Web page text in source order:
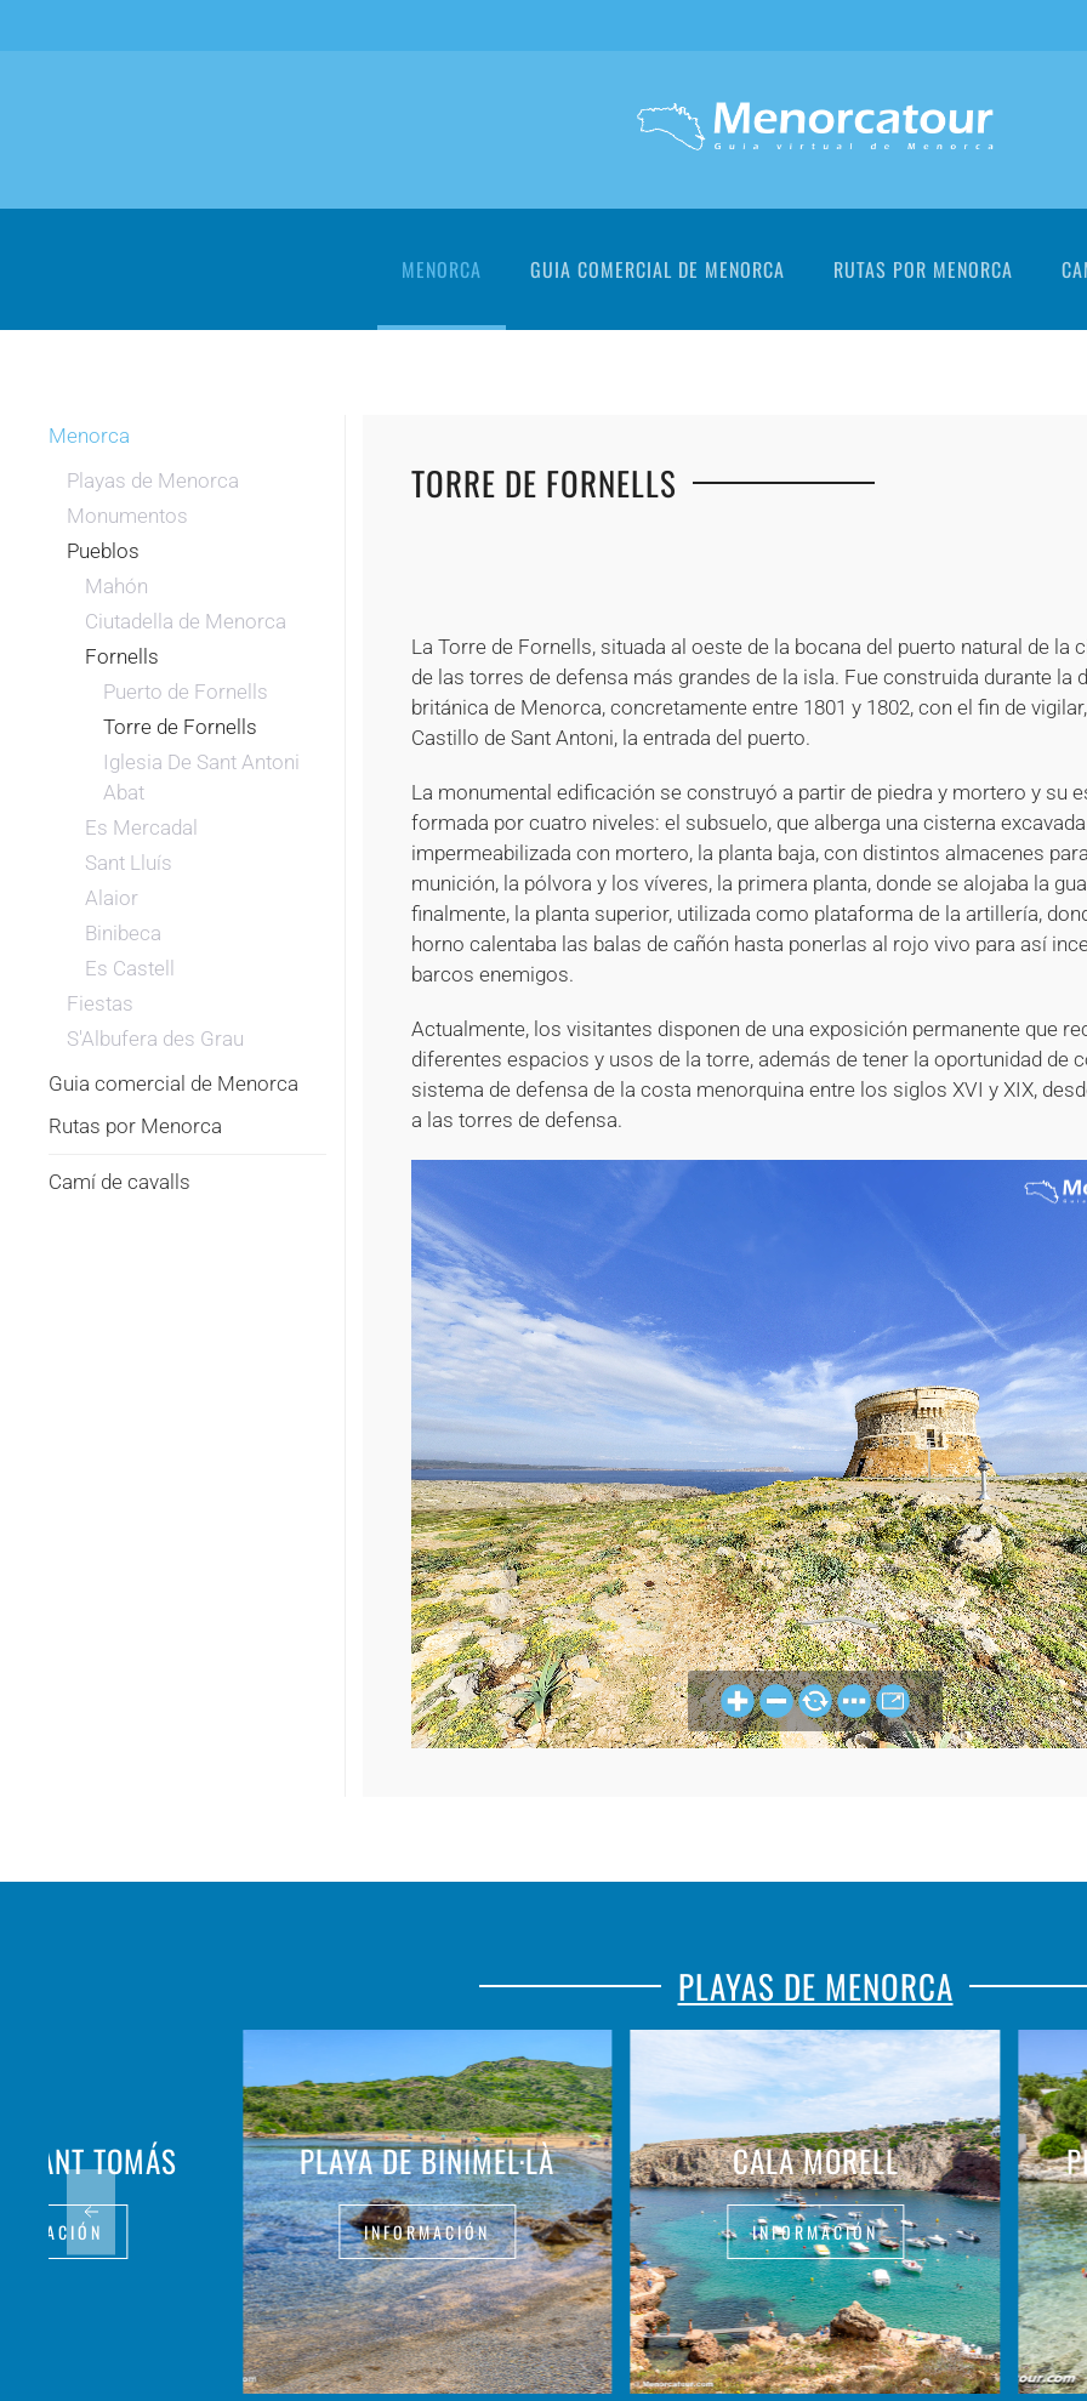
MENORCA GUIA COMERCIAL DE MENORCA RUTAS POR MENORCA
Menorca
Playas de Menorca
Monumentos
Pueblos
Mahón
Ciutadella de Menorca
Fornells
Puerto de Fornells
Torre de Fornells
Iglesia De Sant Antoni
Abat
Es Mercadal
Sant Lluís
Alaior
Binibeca
Es Castell
Fiestas
S'Albufera des Grau
Guia comercial de Menorca
Rutas por Menorca
Camí de cavalls
TORRE DE FORNELLS
La Torre de Fornells, situada al oeste de la bocana del puerto natural de la
de las torres de defensa más grandes de la isla. Fue construida durante la
británica de Menorca, concretamente entre 1801 y 1802, con el fin de
Castillo de Sant Antoni, la entrada del puerto.
La monumental edificación se construyó a partir de piedra y mortero y su
formada por cuatro niveles: el subsuelo, que alberga una cisterna
impermeabilizada con mortero, la planta baja, con distintos almacenes
munición, la pólvora y los víveres, la primera planta, donde se alojaba la
finalmente, la planta superior, utilizada como plataforma de la artillería,
horno calentaba las balas de cañón hasta ponerlas al rojo vivo para así
barcos enemigos.
Actualmente, los visitantes disponen de una exposición permanente que
diferentes espacios y usos de la torre, además de tener la oportunidad de
sistema de defensa de la costa menorquina entre los siglos XVI y XIX,
a las torres de defensa.
PLAYAS DE MENORCA
PLAYA DE BINIMEL·LÀ
INFORMACIÓN
CALA MORELL
INFORMACIÓN
SANT TOMÁS